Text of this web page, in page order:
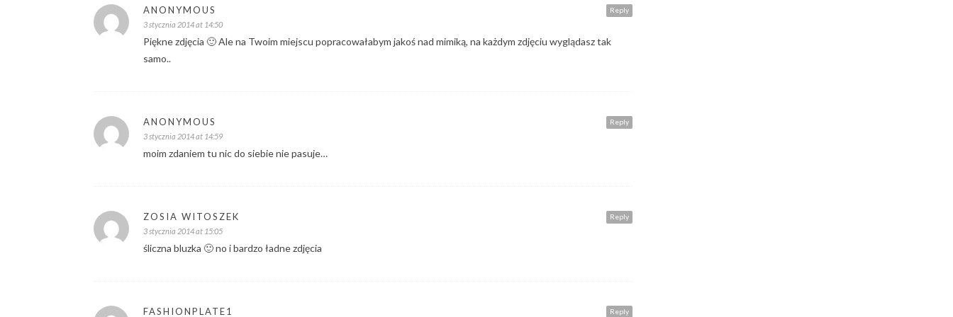
Reply
ANONYMOUS
3 stycznia 2014 at 14:50
Piękne zdjęcia 🙂 Ale na Twoim miejscu popracowałabym jakoś nad mimiką, na każdym zdjęciu wyglądasz tak
samo..
Reply
ANONYMOUS
3 stycznia 2014 at 14:59
moim zdaniem tu nic do siebie nie pasuje…
Reply
ZOSIA WITOSZEK
3 stycznia 2014 at 15:05
śliczna bluzka 🙂 no i bardzo ładne zdjęcia
Reply
FASHIONPLATE1